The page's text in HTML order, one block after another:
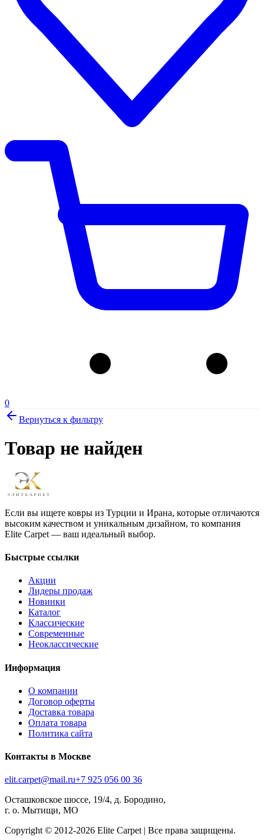
0
Вернуться к фильтру
Товар не найден
Если вы ищете ковры из Турции и Ирана, которые отличаются
высоким качеством и уникальным дизайном, то компания
Elite Carpet — ваш идеальный выбор.
Быстрые ссылки
Акции
Лидеры продаж
Новинки
Каталог
Классические
Современные
Неоклассические
Информация
О компании
Договор оферты
Доставка товара
Оплата товара
Политика сайта
Контакты в Москве
elit.carpet@mail.ru+7 925 056 00 36
Осташковское шоссе, 19/4, д. Бородино,
г. о. Мытищи, МО
Copyright © 2012-2026 Elite Carpet | Все права защищены.